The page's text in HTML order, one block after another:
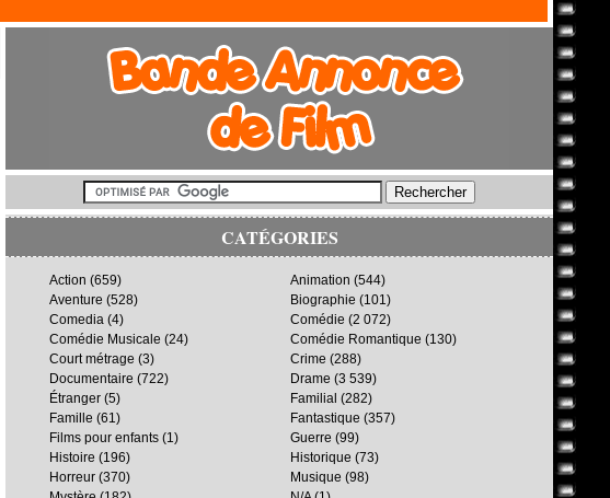
CATÉGORIES
Action (659) Animation (544)
Aventure (528) Biographie (101)
Comedia (4) Comédie (2 072)
Comédie Musicale (24) Comédie Romantique (130)
Court métrage (3) Crime (288)
Documentaire (722) Drame (3 539)
Étranger (5) Familial (282)
Famille (61) Fantastique (357)
Films pour enfants (1) Guerre (99)
Histoire (196) Historique (73)
Horreur (370) Musique (98)